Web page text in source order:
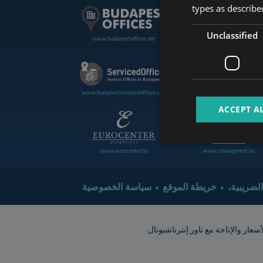
www.budapestoffices.net
www.budapestservicedoffices.com
www.managerent.hu
www.eurocenter.hu
خريطة الموقع سياسة الخصوصية
types as
Unclassified
ACCEPT